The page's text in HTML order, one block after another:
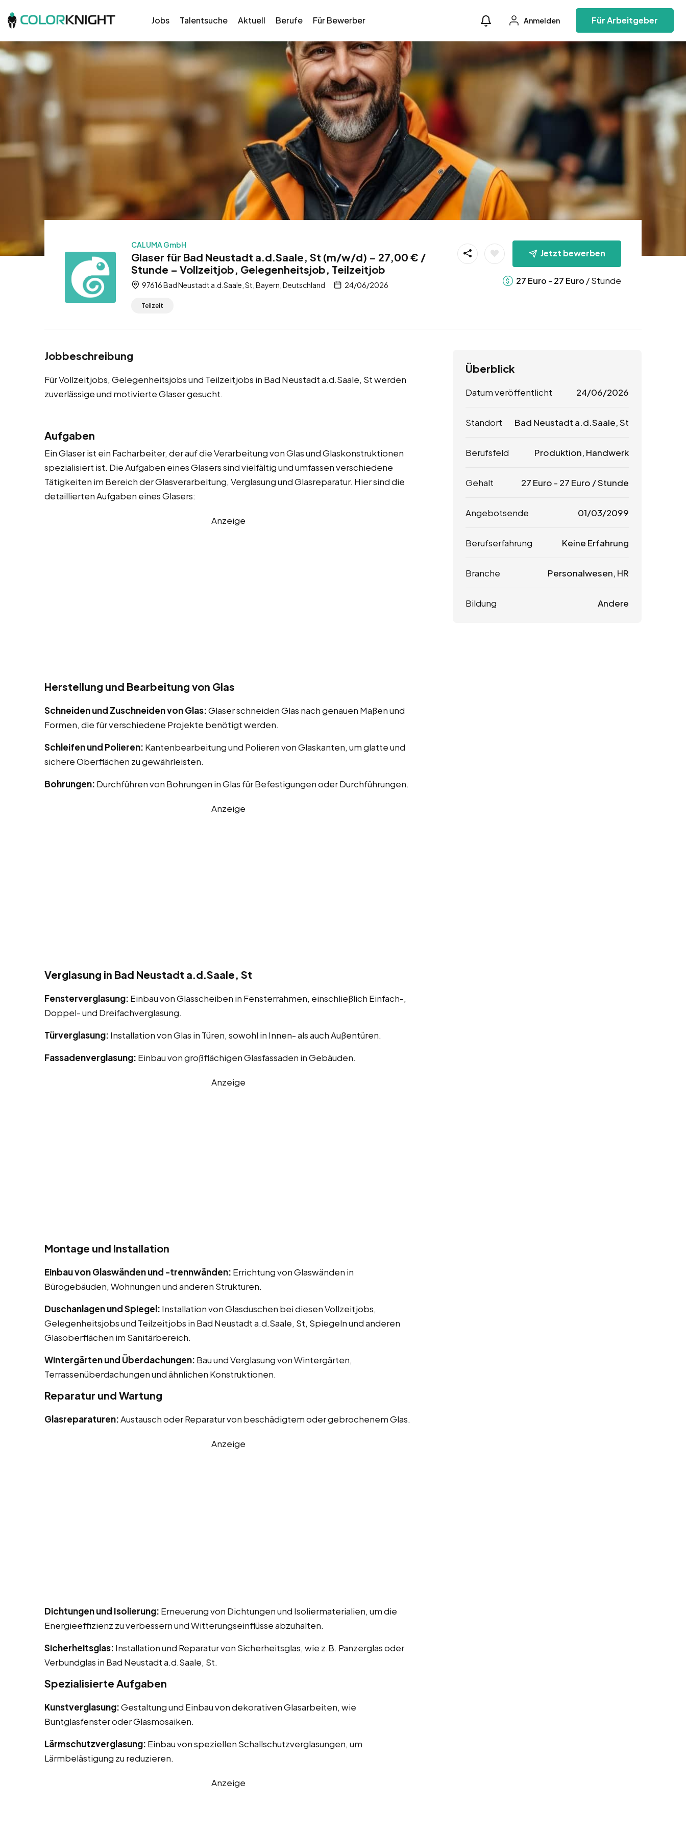
Jobs Talentsuche Aktuell Berufe Für Bewerber Anmelden Für Arbeitgeber
CALUMA GmbH
Glaser für Bad Neustadt a.d.Saale, St (m/w/d) – 27,00 € /
Stunde – Vollzeitjob, Gelegenheitsjob, Teilzeitjob
97616 Bad Neustadt a.d.Saale, St, Bayern, Deutschland 24/06/2026
Teilzeit
Jetzt bewerben
27 Euro - 27 Euro / Stunde
Jobbeschreibung
Für Vollzeitjobs, Gelegenheitsjobs und Teilzeitjobs in Bad Neustadt a.d.Saale, St werden
zuverlässige und motivierte Glaser gesucht.
Aufgaben
Ein Glaser ist ein Facharbeiter, der auf die Verarbeitung von Glas und Glaskonstruktionen
spezialisiert ist. Die Aufgaben eines Glasers sind vielfältig und umfassen verschiedene
Tätigkeiten im Bereich der Glasverarbeitung, Verglasung und Glasreparatur. Hier sind die
detaillierten Aufgaben eines Glasers:
Anzeige
Herstellung und Bearbeitung von Glas
Schneiden und Zuschneiden von Glas:Glaser schneiden Glas nach genauen Maßen und
Formen, die für verschiedene Projekte benötigt werden.
Schleifen und Polieren: Kantenbearbeitung und Polieren von Glaskanten, um glatte und
sichere Oberflächen zu gewährleisten.
Bohrungen: Durchführen von Bohrungen in Glas für Befestigungen oder Durchführungen.
Anzeige
Verglasung in Bad Neustadt a.d.Saale, St
Fensterverglasung: Einbau von Glasscheiben in Fensterrahmen, einschließlich Einfach-,
Doppel- und Dreifachverglasung.
Türverglasung: Installation von Glas in Türen, sowohl in Innen- als auch Außentüren.
Fassadenverglasung: Einbau von großflächigen Glasfassaden in Gebäuden.
Anzeige
Montage und Installation
Einbau von Glaswänden und -trennwänden: Errichtung von Glaswänden in
Bürogebäuden, Wohnungen und anderen Strukturen.
Duschanlagen und Spiegel: Installation von Glasduschen bei diesen Vollzeitjobs,
Gelegenheitsjobs und Teilzeitjobs in Bad Neustadt a.d.Saale, St, Spiegeln und anderen
Glasoberflächen im Sanitärbereich.
Wintergärten und Überdachungen: Bau und Verglasung von Wintergärten,
Terrassenüberdachungen und ähnlichen Konstruktionen.
Reparatur und Wartung
Glasreparaturen:Austausch oder Reparatur von beschädigtem oder gebrochenem Glas.
Anzeige
Dichtungen und Isolierung: Erneuerung von Dichtungen und Isoliermaterialien, um die
Energieeffizienz zu verbessern und Witterungseinflüsse abzuhalten.
Sicherheitsglas: Installation und Reparatur von Sicherheitsglas, wie z.B. Panzerglas oder
Verbundglas in Bad Neustadt a.d.Saale, St.
Spezialisierte Aufgaben
Kunstverglasung:Gestaltung und Einbau von dekorativen Glasarbeiten, wie
Buntglasfenster oder Glasmosaiken.
Lärmschutzverglasung: Einbau von speziellen Schallschutzverglasungen, um
Lärmbelästigung zu reduzieren.
Anzeige
Überblick
Datum veröffentlicht 24/06/2026
Standort Bad Neustadt a.d.Saale, St
Berufsfeld Produktion, Handwerk
Gehalt 27 Euro - 27 Euro / Stunde
Angebotsende 01/03/2099
Berufserfahrung Keine Erfahrung
Branche Personalwesen, HR
Bildung Andere